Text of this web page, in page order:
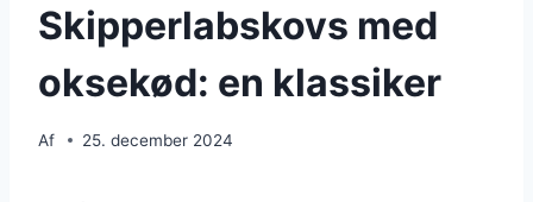
Skipperlabskovs med
oksekød: en klassiker
Af 25. december 2024